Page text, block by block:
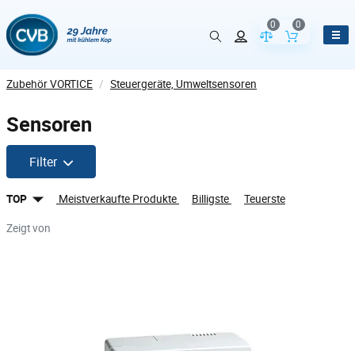
Vergleich der
0
Inhalt des
0
Zubehör VORTICE / Steuergeräte, Umweltsensoren
Sensoren
Filter
TOP Meistverkaufte Produkte Billigste Teuerste
Zeigt von